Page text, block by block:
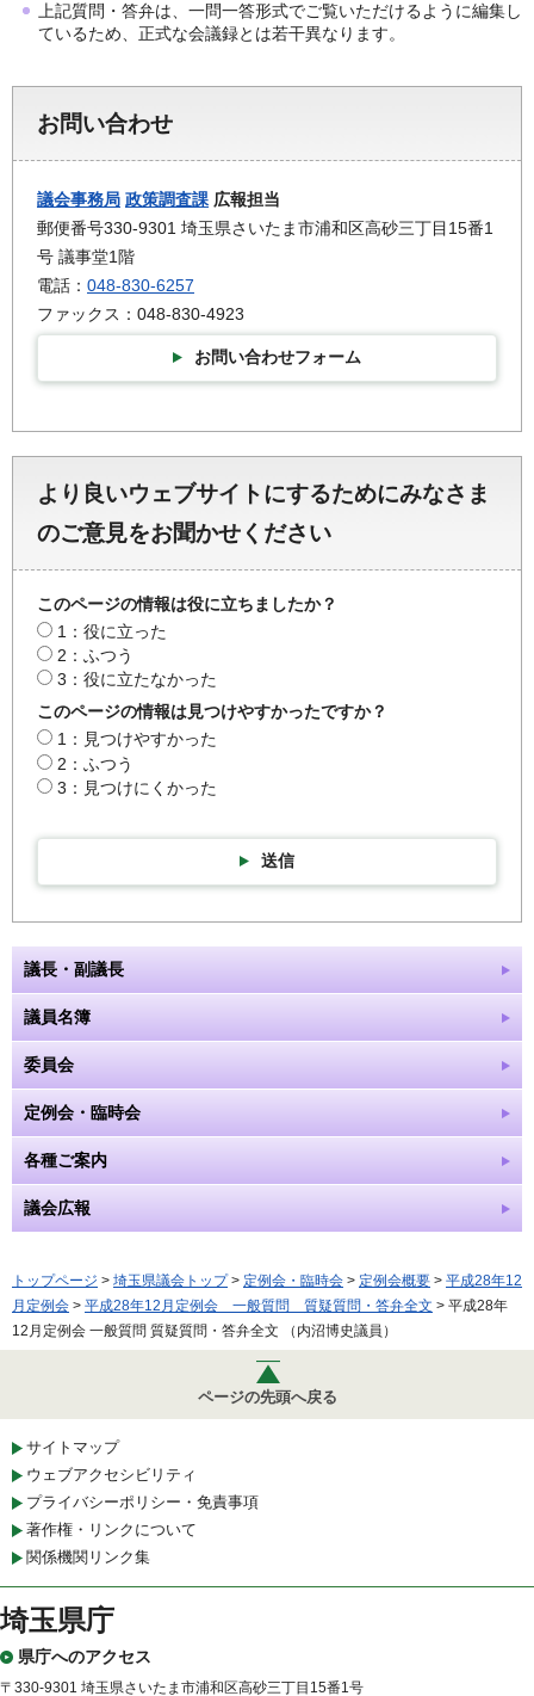
上記質問・答弁は、一問一答形式でご覧いただけるように編集し
ているため、正式な会議録とは若干異なります。
お問い合わせ
議会事務局 政策調査課 広報担当
郵便番号330-9301 埼玉県さいたま市浦和区高砂三丁目15番1
号 議事堂1階
電話： 048-830-6257
ファックス：048-830-4923
お問い合わせフォーム
より良いウェブサイトにするためにみなさま
のご意見をお聞かせください
このページの情報は役に立ちましたか？
1：役に立った
2：ふつう
3：役に立たなかった
このページの情報は見つけやすかったですか？
1：見つけやすかった
2：ふつう
3：見つけにくかった
送信
議長・副議長
議員名簿
委員会
定例会・臨時会
各種ご案内
議会広報
トップページ > 埼玉県議会トップ> 定例会・臨時会 > 定例会概要 > 平成28年12
月定例会 > 平成28年12月定例会 一般質問 質疑質問・答弁全文 > 平成28年
12月定例会 一般質問 質疑質問・答弁全文 （内沼博史議員）
ページの先頭へ戻る
サイトマップ
ウェブアクセシビリティ
プライバシーポリシー・免責事項
著作権・リンクについて
関係機関リンク集
埼玉県庁
県庁へのアクセス
〒330-9301 埼玉県さいたま市浦和区高砂三丁目15番1号